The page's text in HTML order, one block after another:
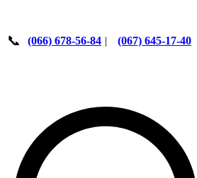
📞 (066) 678-56-84 | (067) 645-17-40